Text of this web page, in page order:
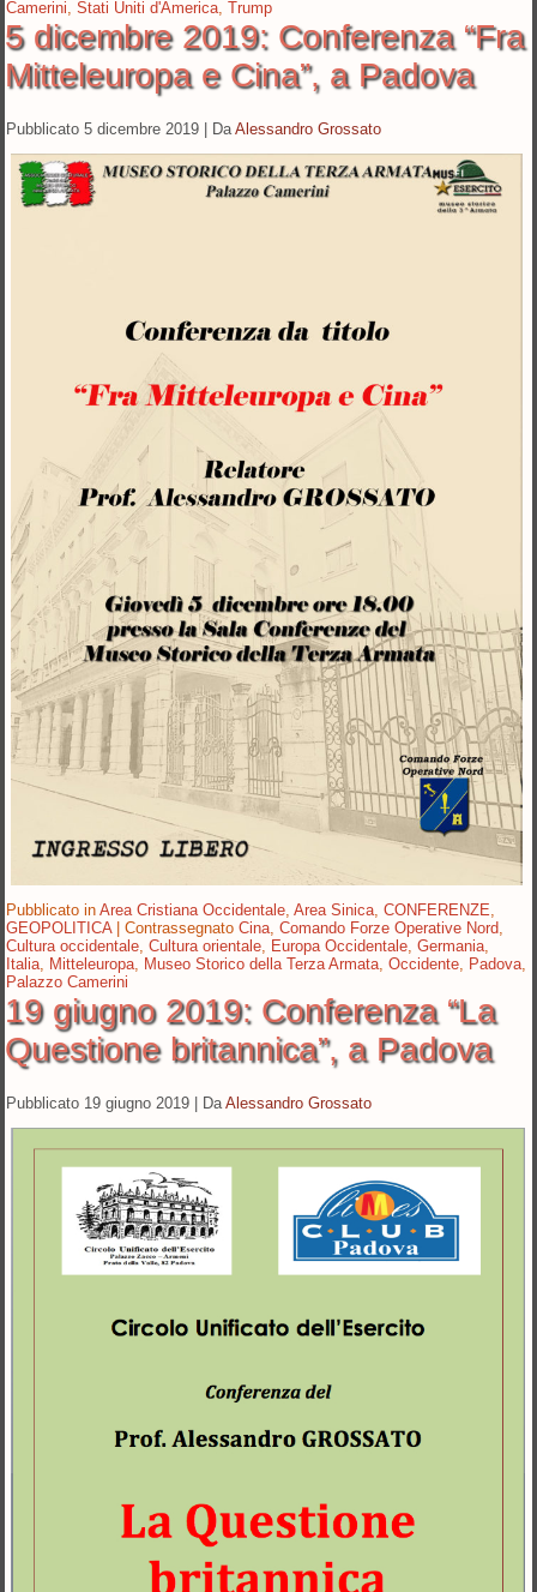
Camerini ,Stati Uniti d'America ,Trump
5 dicembre 2019: Conferenza “Fra
Mitteleuropa e Cina”, a Padova
Pubblicato 5 dicembre 2019 Da Alessandro Grossato
Pubblicato in Area Cristiana Occidentale ,Area Sinica ,CONFERENZE
GEOPOLITICA |Contrassegnato Cina ,Comando Forze Operative Nord
Cultura occidentale ,Cultura orientale Europa Occidentale ,Germania
Italia Mitteleuropa Museo Storico della Terza Armata ,Occidente Padova
Palazzo Camerini
19 giugno 2019: Conferenza “La
Questione britannica”, a Padova
Pubblicato 19 giugno 2019 | Da Alessandro Grossato